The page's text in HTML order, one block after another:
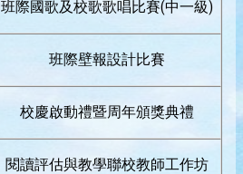
班際國歌及校歌歌唱比賽(中一級)
班際壁報設計比賽
校慶啟動禮暨周年頒獎典禮
閱讀評估與教學聯校教師工作坊